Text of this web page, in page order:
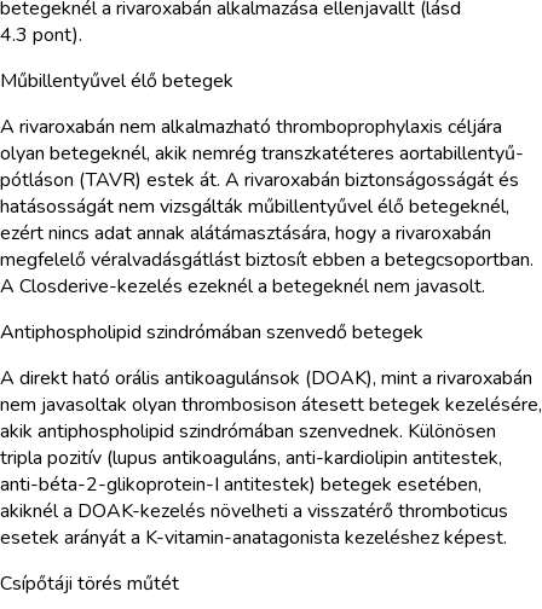
betegeknél a rivaroxabán alkalmazása ellenjavallt (lásd
4.3 pont).
Műbillentyűvel élő betegek
A rivaroxabán nem alkalmazható thromboprophylaxis céljára
olyan betegeknél, akik nemrég transzkatéteres aortabillentyű-
pótláson (TAVR) estek át. A rivaroxabán biztonságosságát és
hatásosságát nem vizsgálták műbillentyűvel élő betegeknél,
ezért nincs adat annak alátámasztására, hogy a rivaroxabán
megfelelő véralvadásgátlást biztosít ebben a betegcsoportban.
A Closderive-kezelés ezeknél a betegeknél nem javasolt.
Antiphospholipid szindrómában szenvedő betegek
A direkt ható orális antikoagulánsok (DOAK), mint a rivaroxabán
nem javasoltak olyan thrombosison átesett betegek kezelésére,
akik antiphospholipid szindrómában szenvednek. Különösen
tripla pozitív (lupus antikoaguláns, anti-kardiolipin antitestek,
anti-béta-2-glikoprotein-I antitestek) betegek esetében,
akiknél a DOAK-kezelés növelheti a visszatérő thromboticus
esetek arányát a K-vitamin-anatagonista kezeléshez képest.
Csípőtáji törés műtét